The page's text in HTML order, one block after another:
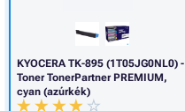
KYOCERA TK-895 (1T05JG0NL0) -
Toner TonerPartner PREMIUM,
cyan (azúrkék)